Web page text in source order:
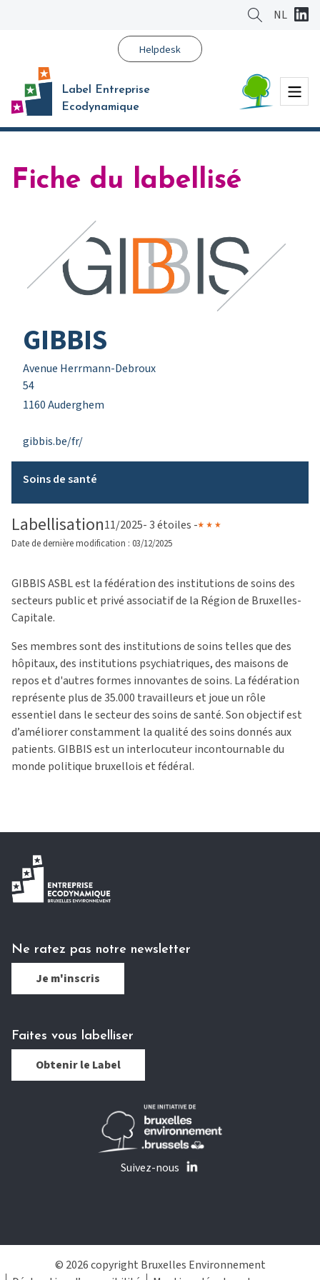
NL
Helpdesk
Label Entreprise
Ecodynamique
Menu
Fiche du labellisé
GIBBIS
Avenue Herrmann-Debroux
54
1160 Auderghem
gibbis.be/fr/
Soins de santé
Labellisation11/2025- 3 étoiles -
Date de dernière modification : 03/12/2025
GIBBIS ASBL est la fédération des institutions de soins des
secteurs public et privé associatif de la Région de Bruxelles-
Capitale.
Ses membres sont des institutions de soins telles que des
hôpitaux, des institutions psychiatriques, des maisons de
repos et d'autres formes innovantes de soins. La fédération
représente plus de 35.000 travailleurs et joue un rôle
essentiel dans le secteur des soins de santé. Son objectif est
d’améliorer constamment la qualité des soins donnés aux
patients. GIBBIS est un interlocuteur incontournable du
monde politique bruxellois et fédéral.
Ne ratez pas notre newsletter
Je m'inscris
Faites vous labelliser
Obtenir le Label
Suivez-nous
© 2026 copyright Bruxelles Environnement